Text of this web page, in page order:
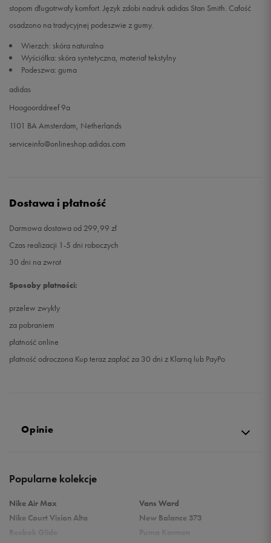
stopom długotrwały komfort. Język zdobi nadruk adidas Stan Smith. Całość
osadzono na tradycyjnej podeszwie z gumy.
Wierzch: skóra naturalna
Wyściółka: skóra syntetyczna, materiał tekstylny
Podeszwa: guma
adidas
Hoogoorddreef 9a
1101 BA Amsterdam, Netherlands
serviceinfo@onlineshop.adidas.com
Dostawa i płatność
Darmowa dostawa od 299,99 zł
Czas realizacji 1-5 dni roboczych
30 dni na zwrot
Sposoby płatności:
przelew zwykły
za pobraniem
płatność online
płatność odroczona Kup teraz zapłać za 30 dni z Klarną lub PayPo
Opinie
Popularne kolekcje
Nike Air Max
Nike Court Vision Alta
Vans Ward
New Balance 373